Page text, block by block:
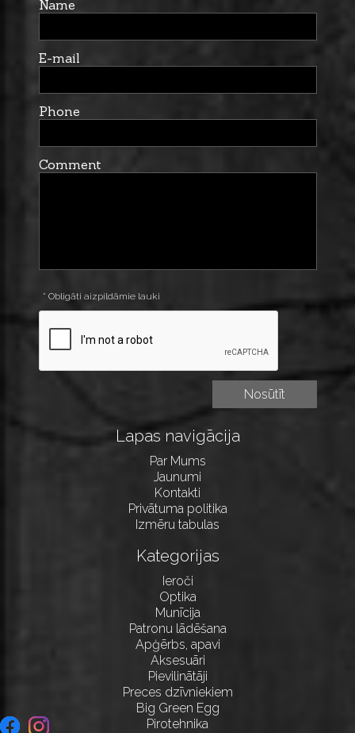
Name
E-mail
Phone
Comment
* Obligāti aizpildāmie lauki
Lapas navigācija
Par Mums
Jaunumi
Kontakti
Privātuma politika
Izmēru tabulas
Kategorijas
Ieroči
Optika
Munīcija
Patronu lādēšana
Apģērbs, apavi
Aksesuāri
Pievilinātāji
Preces dzīvniekiem
Big Green Egg
Pirotehnika